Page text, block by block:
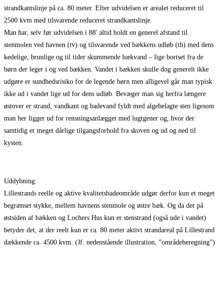
strandkantslinje på ca. 80 meter. Efter udvidelsen er arealet reduceret til
2500 kvm med tilsvarende reduceret strandkantslinje.
Man har, selv før udvidelsen i 88′ altid holdt en generel afstand til
stenmolen ved havnen (tv) og tilsvarende ved bækkens udløb (th) med dens
kedelige, brunlige og til tider skummende bækvand – lige bortset fra de
børn der leger i og ved bækken. Vandet i bækken skulle dog generelt ikke
udgøre er sundhedsrisiko for de legende børn men alligevel går man typisk
ikke ud i vandet lige ud for dens udløb. Bevæger man sig herfra længere
østover er strand, vandkant og badevand fyldt med algebelagte sten ligesom
man her ligger ud for rensningsanlægget med lugtgener og, hvor der
samtidig er meget dårlige tilgangsforhold fra skoven og ud og ned til
kysten.
Uddybning:
Lillestrands reelle og aktive kvalitetsbadeområde udgør derfor kun et meget
begrænset stykke, mellem havnens stenmole og østre bæk. Og da der på
østsiden af bækken og Lochers Hus kun er stenstrand (også ude i vandet)
betyder det, at der reelt kun er ca. 80 meter aktivt strandareal på Lillestrand
dækkende ca. 4500 kvm. (Jf. nedenstående illustration, ”områdeberegning”)